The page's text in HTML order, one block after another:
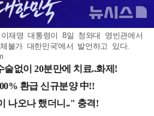
재명 대통령이 8일 청와대 영빈관에서
불가 대한민국'에서 발언하고 있다.